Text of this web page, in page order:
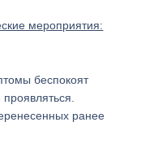
мероприятия:
беспокоят
ранее